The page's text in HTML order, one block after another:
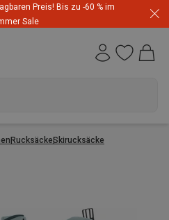
Preis! Bis zu -60 % im
Sale
RucksäckeSkirucksäcke